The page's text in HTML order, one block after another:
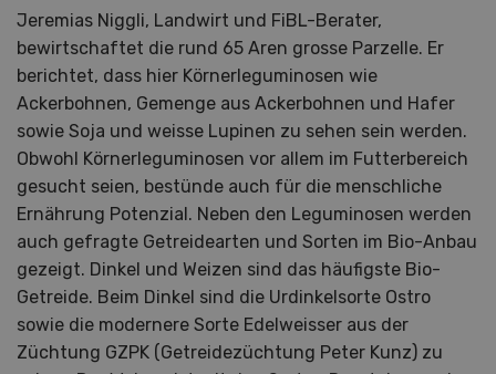
Jeremias Niggli, Landwirt und FiBL-Berater,
bewirtschaftet die rund 65 Aren grosse Parzelle. Er
berichtet, dass hier Körnerleguminosen wie
Ackerbohnen, Gemenge aus Ackerbohnen und Hafer
sowie Soja und weisse Lupinen zu sehen sein werden.
Obwohl Körnerleguminosen vor allem im Futterbereich
gesucht seien, bestünde auch für die menschliche
Ernährung Potenzial. Neben den Leguminosen werden
auch gefragte Getreidearten und Sorten im Bio-Anbau
gezeigt. Dinkel und Weizen sind das häufigste Bio-
Getreide. Beim Dinkel sind die Urdinkelsorte Ostro
sowie die modernere Sorte Edelweisser aus der
Züchtung GZPK (Getreidezüchtung Peter Kunz) zu